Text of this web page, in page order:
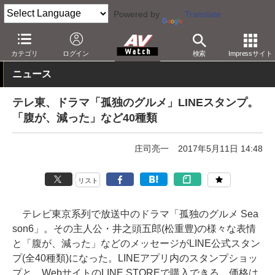
Powered by Translate
カテゴリ ログイン 検索 Impressサイト
AV Watch コンテンツ・サービス アプリ/サービス
ニュース
テレ東、ドラマ「孤独のグルメ」LINEスタンプ。
「腹が、減った」など40種類
庄司亮一 2017年5月11日 14:48
リスト
テレビ東京系列で放送中のドラマ「孤独のグルメ Sea
son6」。その主人公・井之頭五郎(松重豊)の様々な表情
と「腹が、減った」などのメッセージがLINE公式スタン
プ(全40種類)になった。LINEアプリ内のスタンプショッ
プと、WebサイトのLINE STOREで購入できる。価格は